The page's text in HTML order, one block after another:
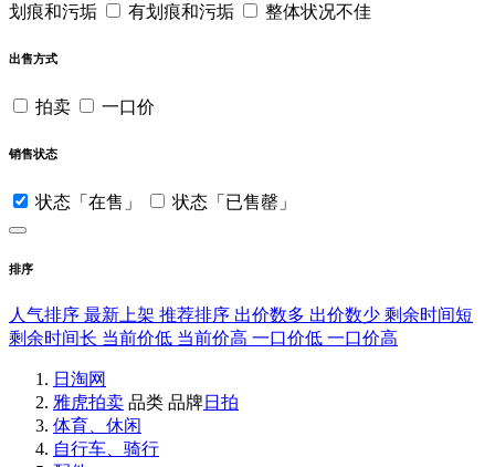
划痕和污垢
有划痕和污垢 整体状况不佳
出售方式
拍卖 一口价
销售状态
状态「在售」 状态「已售罄」
排序
人气排序 最新上架 推荐排序 出价数多 出价数少 剩余时间短
剩余时间长 当前价低 当前价高 一口价低 一口价高
日淘网
雅虎拍卖 品类 品牌日拍
体育、休闲
自行车、骑行